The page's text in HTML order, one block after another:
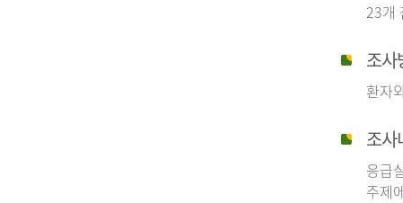
23개
조사
환자
조사
응급
주제